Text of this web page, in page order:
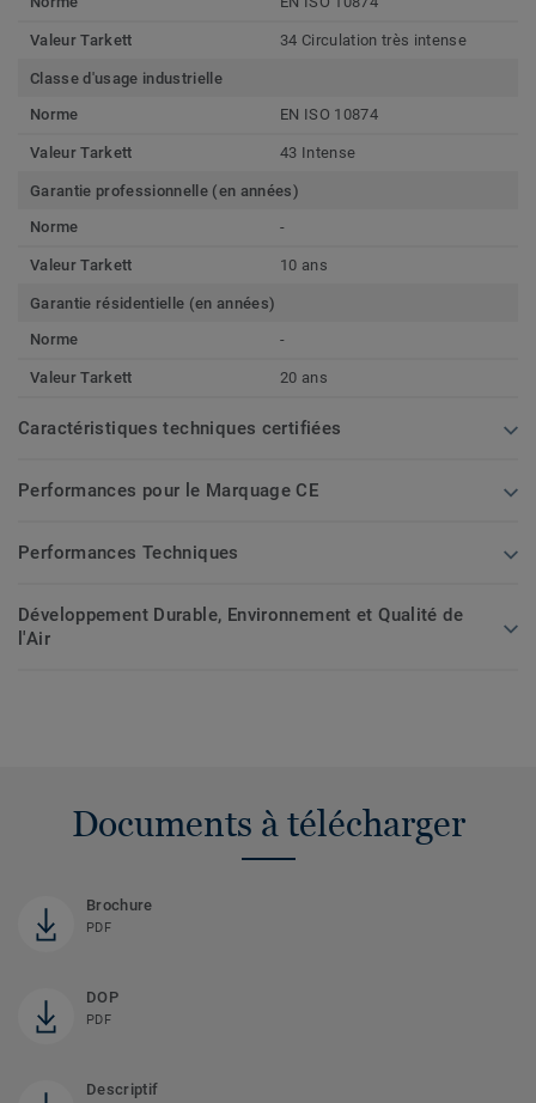
Valeur Tarkett 34 Circulation très intense
Classe d'usage industrielle
Norme
EN ISO 10874
Valeur Tarkett 43 Intense
Garantie professionnelle (en années)
Norme
-
Valeur Tarkett 10 ans
Garantie résidentielle (en années)
Norme
-
Valeur Tarkett 20 ans
Caractéristiques techniques certifiées
Performances pour le Marquage CE
Performances Techniques
Développement Durable, Environnement et Qualité de
l'Air
Documents à télécharger
Brochure
PDF
DOP
PDF
Descriptif